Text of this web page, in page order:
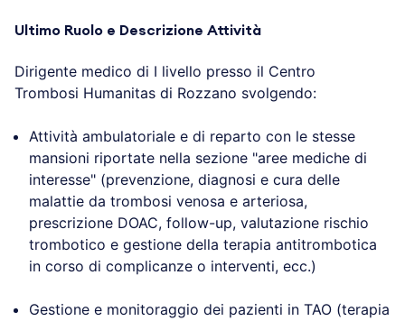
Ultimo Ruolo e Descrizione Attività
Dirigente medico di I livello presso il Centro
Trombosi Humanitas di Rozzano svolgendo:
Attività ambulatoriale e di reparto con le stesse
mansioni riportate nella sezione "aree mediche di
interesse" (prevenzione, diagnosi e cura delle
malattie da trombosi venosa e arteriosa,
prescrizione DOAC, follow-up, valutazione rischio
trombotico e gestione della terapia antitrombotica
in corso di complicanze o interventi, ecc.)
Gestione e monitoraggio dei pazienti in TAO (terapia